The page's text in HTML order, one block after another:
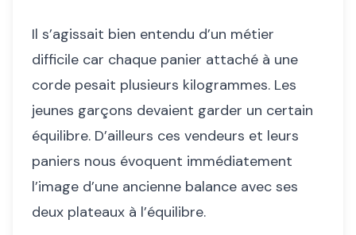
Il s’agissait bien entendu d’un métier
difficile car chaque panier attaché à une
corde pesait plusieurs kilogrammes. Les
jeunes garçons devaient garder un certain
équilibre. D’ailleurs ces vendeurs et leurs
paniers nous évoquent immédiatement
l’image d’une ancienne balance avec ses
deux plateaux à l’équilibre.